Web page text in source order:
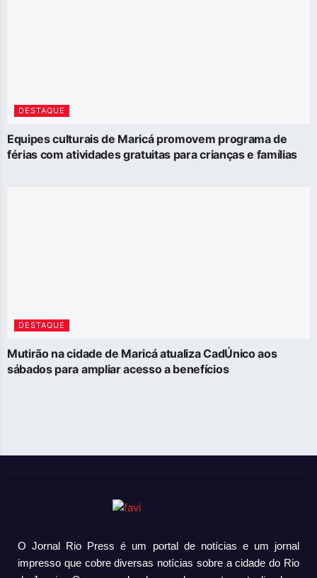
DESTAQUE
Equipes culturais de Maricá promovem programa de
férias com atividades gratuitas para crianças e famílias
DESTAQUE
Mutirão na cidade de Maricá atualiza CadÚnico aos
sábados para ampliar acesso a benefícios
O Jornal Rio Press é um portal de notícias e um jornal
impresso que cobre diversas notícias sobre a cidade do Rio